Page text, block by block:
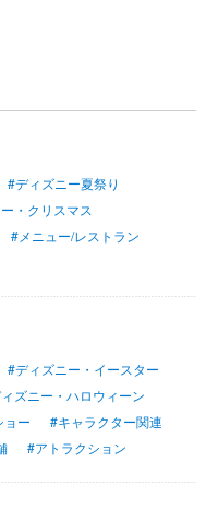
#ディズニー夏祭り
・クリスマス
#メニュー/レストラン
#ディズニー・イースター
ズニー・ハロウィーン
ョー
#キャラクター関連
#アトラクション